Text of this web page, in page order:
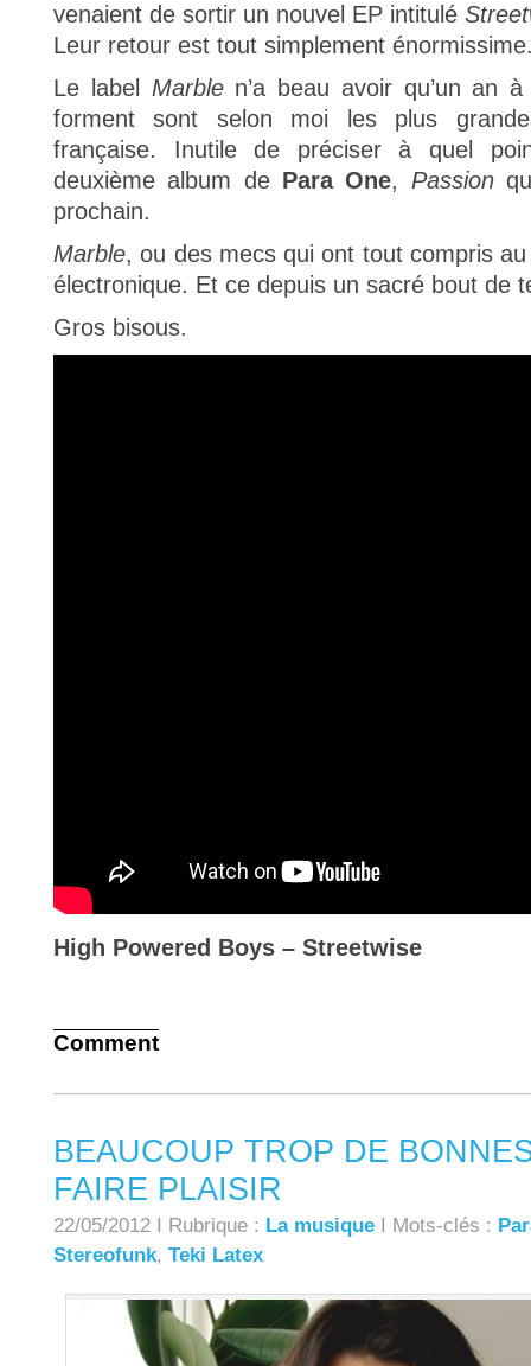
venaient de sortir un nouvel EP intitulé
Leur retour est tout simplement
Le label
Marblen’a beau avoir qu’un an
forment sont selon moi les plus
française. Inutile de préciser à quel
deuxième album de Para One, Passion
prochain.
Marble, ou des mecs qui ont tout compris
électronique. Et ce depuis un sacré bout de
Gros bisous.
High Powered Boys – Streetwise
Comment
BEAUCOUP TROP DE
FAIRE PLAISIR
22/05/2012 I Rubrique : La musique I Mots-clés :
Stereofunk, Teki Latex